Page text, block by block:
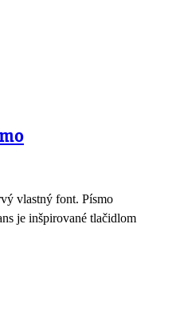
vlastný font. Písmo
je inšpirované tlačidlom